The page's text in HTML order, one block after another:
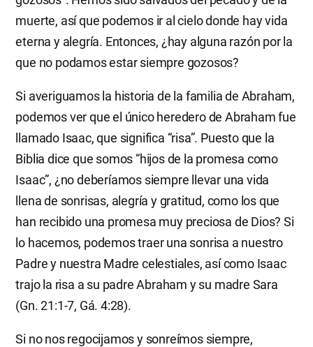
muerte, así que podemos ir al cielo donde hay vida
eterna y alegría. Entonces, ¿hay alguna razón por la
que no podamos estar siempre gozosos?
Si averiguamos la historia de la familia de Abraham,
podemos ver que el único heredero de Abraham fue
llamado Isaac, que significa “risa”. Puesto que la
Biblia dice que somos “hijos de la promesa como
Isaac”, ¿no deberíamos siempre llevar una vida
llena de sonrisas, alegría y gratitud, como los que
han recibido una promesa muy preciosa de Dios? Si
lo hacemos, podemos traer una sonrisa a nuestro
Padre y nuestra Madre celestiales, así como Isaac
trajo la risa a su padre Abraham y su madre Sara
(Gn. 21:1-7, Gá. 4:28).
Si no nos regocijamos y sonreímos siempre,